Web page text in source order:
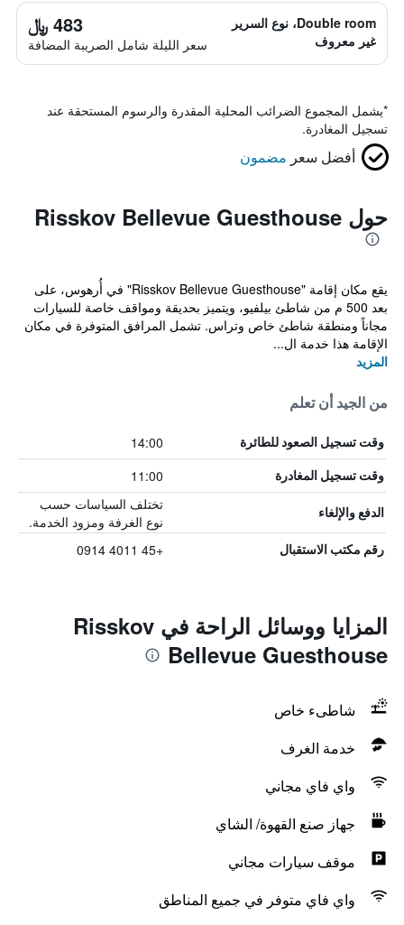
Double room، نوع السرير
غير معروف
483 ﷼
سعر الليلة شامل الصريبة المضافة
*يشمل المجموع الضرائب المحلية المقدرة والرسوم المستحقة عند
تسجيل المغادرة.
أفضل سعر مضمون
حول Risskov Bellevue Guesthouse
يقع مكان إقامة "Risskov Bellevue Guesthouse" في أُرهوس، على
بعد 500 م من شاطئ بيلفيو، ويتميز بحديقة ومواقف خاصة للسيارات
مجاناً ومنطقة شاطئ خاص وتراس. تشمل المرافق المتوفرة في مكان
الإقامة هذا خدمة ال...
المزيد
من الجيد أن تعلم
وقت تسجيل الصعود للطائرة 14:00
وقت تسجيل المغادرة 11:00
الدفع والإلغاء
تختلف السياسات حسب
نوع الغرفة ومزود الخدمة.
رقم مكتب الاستقبال +45 4011 0914
المزايا ووسائل الراحة في Risskov
Bellevue Guesthouse
شاطىء خاص
خدمة الغرف
واي فاي مجاني
جهاز صنع القهوة/ الشاي
موقف سيارات مجاني
واي فاي متوفر في جميع المناطق